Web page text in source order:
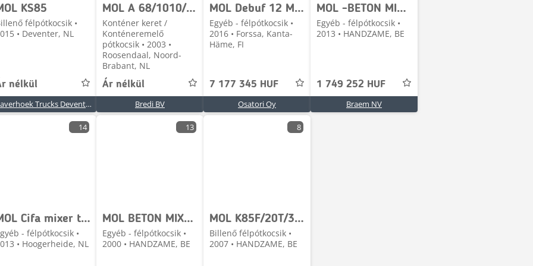
KS85
félpótkocsik •
• Deventer, NL
nélkül
Haverhoek Trucks Deventer
MOL A 68/1010/20/1
Konténer keret /
Konténeremelő
pótkocsik • 2003 •
Roosendaal, Noord-
Brabant, NL
Ár nélkül
Bredi BV
MOL Debuf 12 M3 mixeri
Egyéb - félpótkocsik •
2016 • Forssa, Kanta-
Häme, FI
7 177 345 HUF
Osatori Oy
MOL -BETON MIXER/MALAXEUR/MISCHER 10M3
Egyéb - félpótkocsik •
2013 • HANDZAME, BE
1 749 252 HUF
Braem NV
14
MOL Cifa mixer trailer 12 m3
- félpótkocsik •
• Hoogerheide, NL
13
MOL BETON MIXER/MALAXEUR/MISCHER 12M3+MOTOR/MOTEUR
Egyéb - félpótkocsik •
2000 • HANDZAME, BE
8
MOL K85F/20T/37ST/2
Billenő félpótkocsik •
2007 • HANDZAME, BE